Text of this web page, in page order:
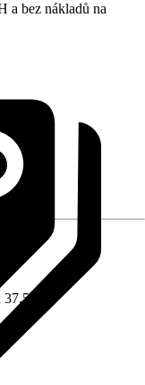
a bez nákladů na
cm